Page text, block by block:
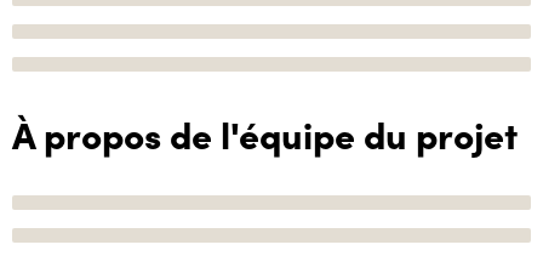
À propos de l'équipe du projet